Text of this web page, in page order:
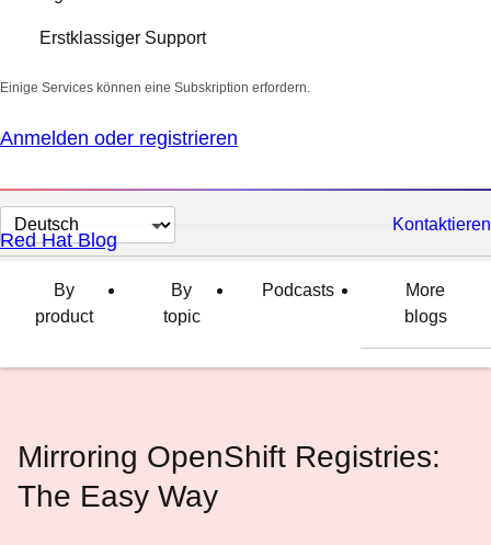
Erstklassiger Support
Einige Services können eine Subskription erfordern.
Anmelden oder registrieren
Sprache
auswählen
Kontaktieren
Red Hat Blog
By
product
By
topic
Podcasts
More
blogs
Mirroring OpenShift Registries:
The Easy Way